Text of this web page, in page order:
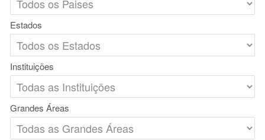
Estados
Instituições
Grandes Áreas